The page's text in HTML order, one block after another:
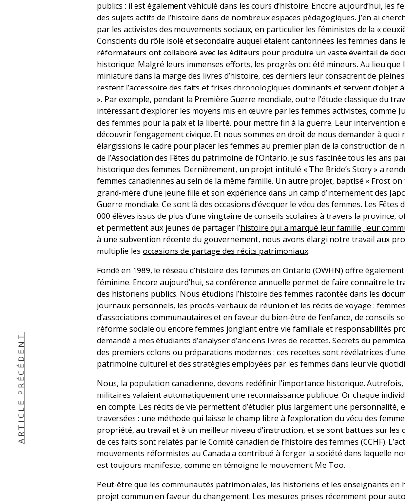
publics : il est également véhiculé dans les cours d’histoire. Encore aujourd’hui, les
des sujets actifs de l’histoire dans de nombreux espaces pédagogiques. J’en ai
par les activistes des mouvements sociaux, en particulier les féministes de la «
Conscients du rôle isolé et secondaire auquel étaient cantonnées les femmes dans
réformateurs ont collaboré avec les éditeurs pour produire un vaste éventail de
historique. Malgré leurs immenses efforts, les progrès ont été mineurs. Au lieu que
miniature dans la marge des livres d’histoire, ces derniers leur consacrent de
restent l’accessoire des faits et frises chronologiques dominants et servent d’objet
». Par exemple, pendant la Première Guerre mondiale, outre l’étude classique du
intéressant d’explorer les moyens mis en œuvre par les femmes activistes, comme
des femmes pour la paix et la liberté, pour mettre fin à la guerre. Leur intervention
découvrir l’engagement civique. Et nous sommes en droit de nous demander à
élargissions le cadre pour placer les femmes au premier plan de la construction de
de l’Association des Fêtes du patrimoine de l’Ontario, je suis fascinée tous les ans
historique des femmes. Dernièrement, un projet intitulé « The Bride’s Story » a
femmes canadiennes au sein de la même famille. Un autre projet, baptisé « Frost
grand-mère d’une jeune fille et son expérience dans un camp d’internement des
Guerre mondiale. Ce sont là des occasions d’évoquer le vécu des femmes. Les
000 élèves issus de plus d’une vingtaine de conseils scolaires à travers la
et permettent aux jeunes de partager l’histoire qui a marqué leur famille, leur
à une subvention récente du gouvernement, nous avons élargi notre travail aux
multiplie les occasions de partage des récits patrimoniaux.
Fondé en 1989, le réseau d’histoire des femmes en Ontario (OWHN) offre
féminine. Encore aujourd’hui, sa conférence annuelle permet de faire connaître le
des historiens publics. Nous étudions l’histoire des femmes racontée dans les
journaux personnels, les procès-verbaux de réunion et les récits de voyage :
d’associations communautaires et en faveur du bien-être de l’enfance, de conseils
réforme sociale ou encore femmes jonglant entre vie familiale et responsabilités
demandé à mes étudiants d’analyser d’anciens livres de recettes. Secrets du
des premiers colons ou préparations modernes : ces recettes sont révélatrices
patrimoine culturel et des stratégies employées par les femmes dans leur vie
Nous, la population canadienne, devons redéfinir l’importance historique.
militaires valaient automatiquement une reconnaissance publique. Or chaque
en compte. Les récits de vie permettent d’étudier plus largement une personnalité,
traversées : une méthode qui laisse le champ libre à l’exploration du vécu des
propriété, au travail et à un meilleur niveau d’instruction, et se sont battues sur les
de ces faits sont relatés par le Comité canadien de l’histoire des femmes (CCHF).
mouvements réformistes au Canada a contribué à forger la société dans laquelle
est toujours manifeste, comme en témoigne le mouvement Me Too.
Peut-être que les communautés patrimoniales, les historiens et les enseignants
projet commun en faveur du changement. Les mesures prises récemment pour
ARTICLE PRÉCÉDENT